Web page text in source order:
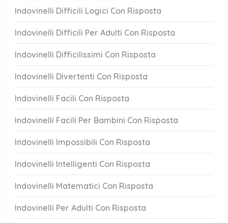
Indovinelli Difficili Logici Con Risposta
Indovinelli Difficili Per Adulti Con Risposta
Indovinelli Difficilissimi Con Risposta
Indovinelli Divertenti Con Risposta
Indovinelli Facili Con Risposta
Indovinelli Facili Per Bambini Con Risposta
Indovinelli Impossibili Con Risposta
Indovinelli Intelligenti Con Risposta
Indovinelli Matematici Con Risposta
Indovinelli Per Adulti Con Risposta